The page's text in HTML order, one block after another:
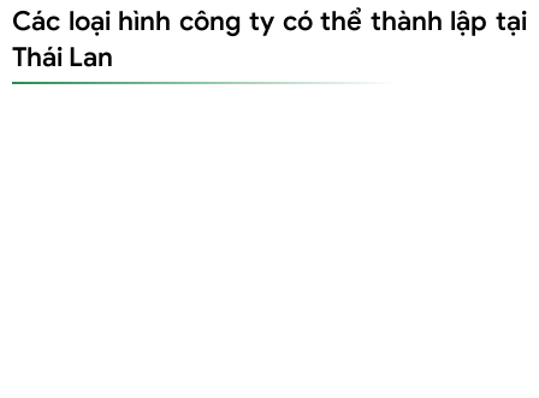
Các loại hình công ty có thể thành lập tại
Thái Lan